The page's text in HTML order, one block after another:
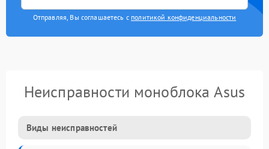
Отправляя, Вы соглашаетесь с политикой конфиденциальности
Неисправности моноблока Asus
Виды неисправностей